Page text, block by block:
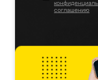
соглашению